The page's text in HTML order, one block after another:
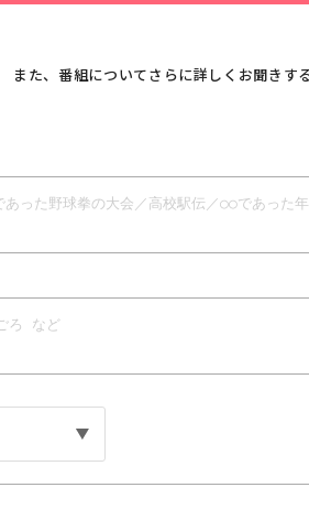
た、番組についてさらに詳しくお聞きす